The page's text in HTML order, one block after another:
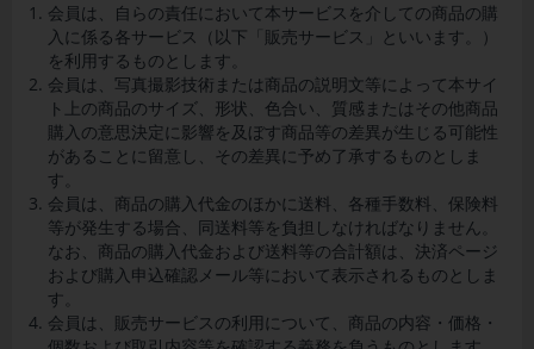
会員は、自らの責任において本サービスを介しての商品の購
入に係る各サービス（以下「販売サービス」といいます。）
を利用するものとします。
会員は、写真撮影技術または商品の説明文等によって本サイ
ト上の商品のサイズ、形状、色合い、質感またはその他商品
購入の意思決定に影響を及ぼす商品等の差異が生じる可能性
があることに留意し、その差異に予め了承するものとしま
す。
会員は、商品の購入代金のほかに送料、各種手数料、保険料
等が発生する場合、同送料等を負担しなければなりません。
なお、商品の購入代金および送料等の合計額は、決済ページ
および購入申込確認メール等において表示されるものとしま
す。
会員は、販売サービスの利用について、商品の内容・価格・